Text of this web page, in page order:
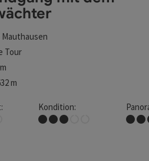
Mauthausen
Tour
m
Kondition:
Mittel
Tolles